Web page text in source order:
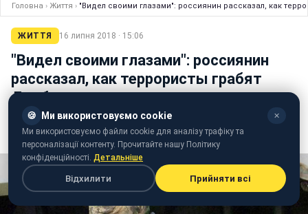
Головна › Життя › "Видел своими глазами": россиянин рассказал, как
ЖИТТЯ 16 липня 2018 · 15:06
"Видел своими глазами": россиянин
рассказал, как террористы грабят
Донбасс
В сети показали, как террористы вывозили вещи
местных жителей
🍪 Ми використовуємо cookie ✕
Ми використовуємо файли cookie для аналізу трафіку та
персоналізації контенту. Прочитайте нашу Політику
конфіденційності. Детальніше
Відхилити Прийняти всі